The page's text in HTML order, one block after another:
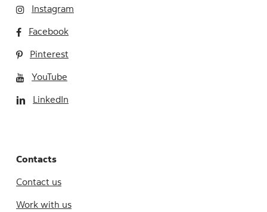
Instagram
Facebook
Pinterest
YouTube
LinkedIn
Contacts
Contact us
Work with us